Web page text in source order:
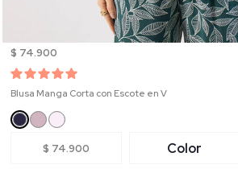
$ 74.900
Blusa Manga Corta con Escote en V
$ 74.900 Color